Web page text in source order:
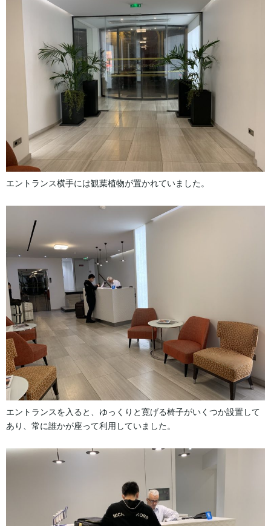
エントランス横手には観葉植物が置かれていました。
エントランスを入ると、ゆっくりと寛げる椅子がいくつか設置して
あり、常に誰かが座って利用していました。